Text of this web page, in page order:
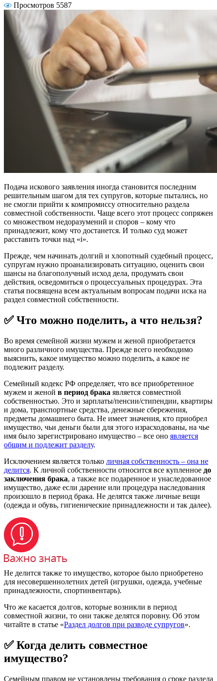
Просмотров 5587
Подача искового заявления иногда становится последним
решительным шагом для тех супругов, которые пытались, но
не смогли прийти к компромиссу относительно раздела
совместной собственности. Чаще всего этот процесс сопряжен
со множеством недоразумений и споров – кому что
принадлежит, кому что достанется. И только суд может
расставить точки над «i».
Прежде, чем начинать долгий и хлопотный судебный процесс,
супругам нужно проанализировать ситуацию, оценить свои
шансы на благополучный исход дела, продумать свои
действия, осведомиться о процессуальных процедурах. Эта
статья посвящена всем актуальным вопросам подачи иска на
раздел совместной собственности.
✅ Что можно поделить, а что нельзя?
Во время семейной жизни мужем и женой приобретается
много различного имущества. Прежде всего необходимо
выяснить, какое имущество можно поделить, а какое не
подлежит разделу.
Семейный кодекс РФ определяет, что все приобретенное
мужем и женой в период брака является совместной
собственностью. Это и зарплаты/пенсии/стипендии, квартиры
и дома, транспортные средства, денежные сбережения,
предметы домашнего быта. Не имеет значения, кто приобрел
имущество, чьи деньги были для этого израсходованы, на чье
имя было зарегистрировано имущество – все оно является
общим и подлежит разделу.
Исключением является только личная собственность – она не
делится. К личной собственности относится все купленное до
заключения брака, а также все подаренное и унаследованное
имущество, даже если дарение или процедура наследования
произошло в период брака. Не делятся также личные вещи
(одежда и обувь, гигиенические принадлежности и так далее).
Не делится также то имущество, которое было приобретено
для несовершеннолетних детей (игрушки, одежда, учебные
принадлежности, спортинвентарь).
Что же касается долгов, которые возникли в период
совместной жизни, то они также делятся поровну. Об этом
читайте в статье «Раздел долгов при разводе супругов».
✅ Когда делить совместное
имущество?
Семейным правом не установлены требования о сроке раздела